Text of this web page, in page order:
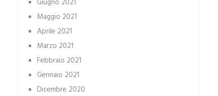
Giugno 2021
Maggio 2021
Aprile 2021
Marzo 2021
Febbraio 2021
Gennaio 2021
Dicembre 2020